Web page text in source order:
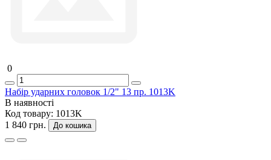
0
Набір ударних головок 1/2" 13 пр. 1013K
В наявності
Код товару: 1013K
1 840 грн.
До кошика